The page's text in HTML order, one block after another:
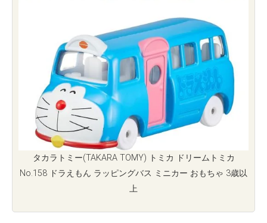
タカラトミー(TAKARA TOMY) トミカ ドリームトミカ
No.158 ドラえもん ラッピングバス ミニカー おもちゃ 3歳以
上